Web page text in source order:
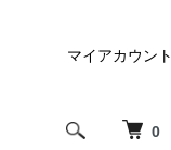
0
マイアカウント